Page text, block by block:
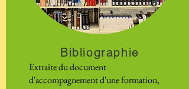
Bibliographie
Extraite du document
d'accompagnement d'une formation,